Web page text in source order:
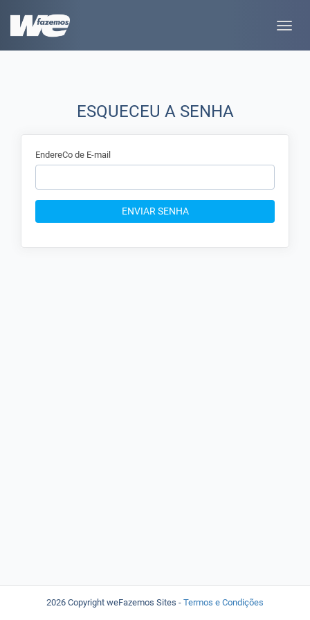
Toggle
ESQUECEU A SENHA
EndereCo de E-mail
ENVIAR SENHA
2026 Copyright weFazemos Sites - Termos e Condições